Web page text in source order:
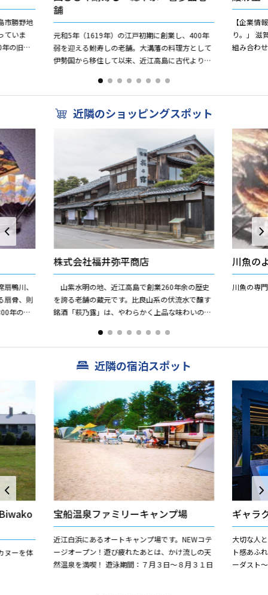
市勝野地
ていま
の旧商
舗
元和5年（1619年）の江戸初期に創業し、400年
弱を迎える鮒寿しの老舗。大溝藩の料理方として
伊勢国から移住して以来、近江高島に古代より伝
す。希少な琵琶湖産...
【企業情
り。」 滋賀のブランド「近江米」と地域の食材を
組み合わ
近隣のショッピングスポット
鴨川、
扇骨、則
年の歴
株式会社福井弥平商店
山紫水明の地、近江高島で創業260年余の歴史
を誇る老舗の蔵元です。比良山系の伏流水で醸す
銘酒「萩乃露」は、やわらかく上品な味わいのお
確かな品質に定評があり...
川魚の
川魚の専
近隣の宿泊スポット
ヌーを体
宝船温泉ファミリーキャンプ場
近江白浜にあるオートキャンプ場です。NEWコテ
ージオープン！遊び疲れたあとは、かけ流しの天
然温泉を満喫！ 遊泳期間：７月３日～８月３１日
ギャラ
大切な人
ト感あふ
ーダスト